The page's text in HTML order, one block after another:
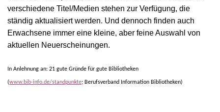
verschiedene Titel/Medien stehen zur Verfügung, die
ständig aktualisiert werden. Und dennoch finden auch
Erwachsene immer eine kleine, aber feine Auswahl von
aktuellen Neuerscheinungen.
In Anlehnung an: 21 gute Gründe für gute Bibliotheken
(www.bib-info.de/standpunkte; Berufsverband Information Bibliotheken)